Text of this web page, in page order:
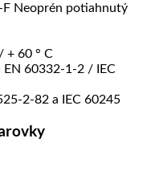
F Neoprén potiahnutý
+ 60 ° C
EN 60332-1-2 / IEC
2-82 a IEC 60245